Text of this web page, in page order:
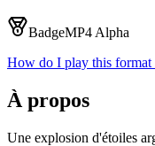
BadgeMP4 Alpha
How do I play this format
À propos
Une explosion d'étoiles